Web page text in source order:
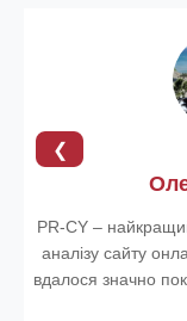
❮
PR-CY –
аналізу сайту
вдалося значно